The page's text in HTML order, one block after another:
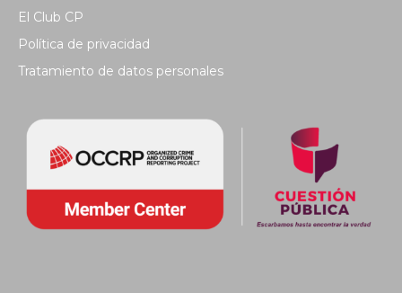
El Club CP
Política de privacidad
Tratamiento de datos personales